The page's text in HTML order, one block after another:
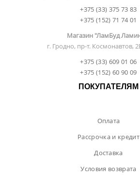
+375 (33) 375 73 83
+375 (152) 71 74 01
Магазин "ЛамБуд
г. Гродно, пр-т. Космонавтов,
+375 (33) 609 01 06
+375 (152) 60 90 09
ПОКУПАТЕЛЯМ
Оплата
Рассрочка и кредит
Доставка
Условия возврата